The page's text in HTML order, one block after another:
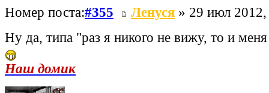
Номер поста:#355 Ленуся » 29 июл
Ну да, типа "раз я никого не вижу, то и
Наш домик